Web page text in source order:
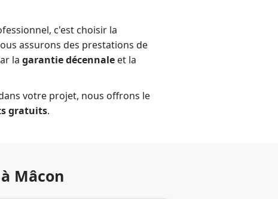
c'est choisir la
assurons des prestations de
la garantie décennale et la
votre projet, nous offrons le
gratuits.
Mâcon